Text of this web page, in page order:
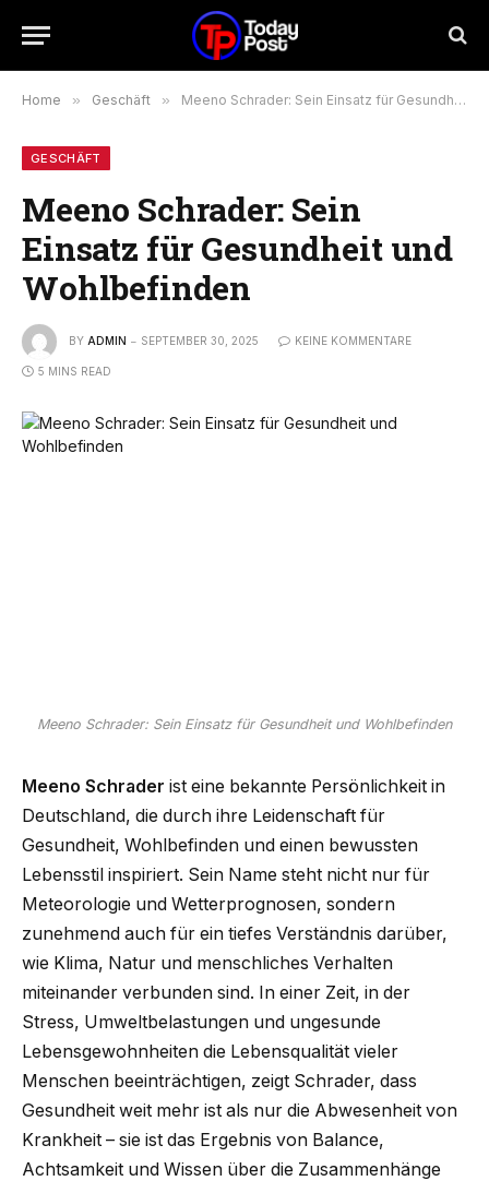
Home » Geschäft » Meeno Schrader: Sein Einsatz für Gesundheit und Wohlbefinden
GESCHÄFT
Meeno Schrader: Sein
Einsatz für Gesundheit und
Wohlbefinden
BY ADMIN SEPTEMBER 30, 2025 KEINE KOMMENTARE
5 MINS READ
Meeno Schrader: Sein Einsatz für Gesundheit und Wohlbefinden
Meeno Schrader ist eine bekannte Persönlichkeit in
Deutschland, die durch ihre Leidenschaft für
Gesundheit, Wohlbefinden und einen bewussten
Lebensstil inspiriert. Sein Name steht nicht nur für
Meteorologie und Wetterprognosen, sondern
zunehmend auch für ein tiefes Verständnis darüber,
wie Klima, Natur und menschliches Verhalten
miteinander verbunden sind. In einer Zeit, in der
Stress, Umweltbelastungen und ungesunde
Lebensgewohnheiten die Lebensqualität vieler
Menschen beeinträchtigen, zeigt Schrader, dass
Gesundheit weit mehr ist als nur die Abwesenheit von
Krankheit – sie ist das Ergebnis von Balance,
Achtsamkeit und Wissen über die Zusammenhänge